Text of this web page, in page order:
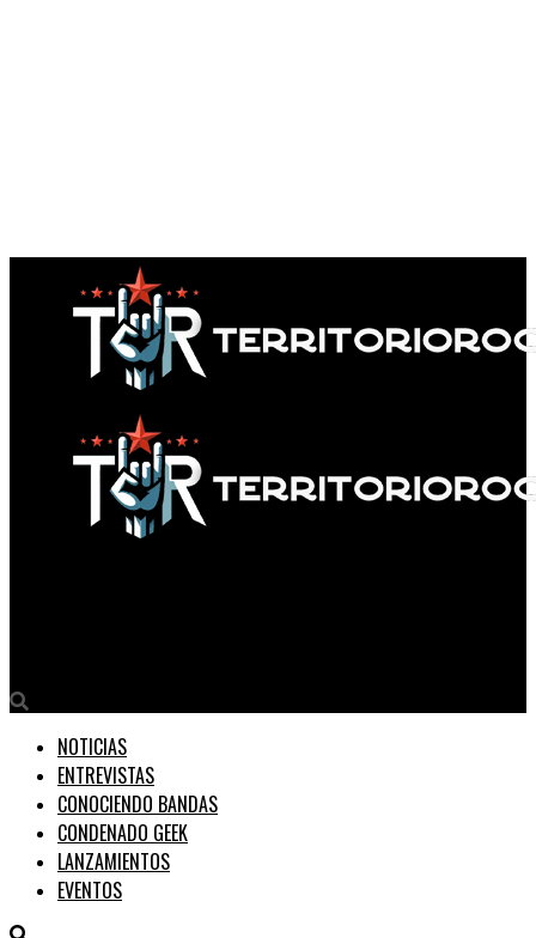
NOTICIAS
ENTREVISTAS
CONOCIENDO BANDAS
CONDENADO GEEK
LANZAMIENTOS
EVENTOS